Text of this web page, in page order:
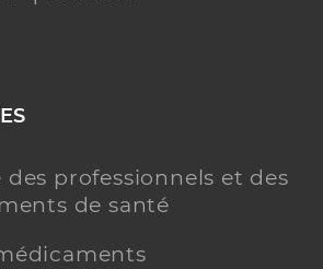
professionnels et des
de santé